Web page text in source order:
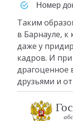
номер
Таким
в Барнауле, к
даже у
кадров. И
драгоценное
друзьями и